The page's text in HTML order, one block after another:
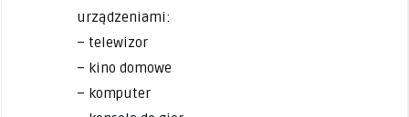
urządzeniami:
– telewizor
– kino domowe
– komputer